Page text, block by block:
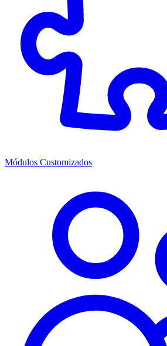
Módulos Customizados